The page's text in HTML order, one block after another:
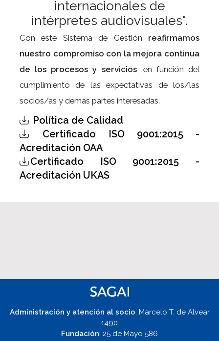
internacionales de
intérpretes audiovisuales".
Con este Sistema de Gestión reafirmamos
nuestro compromiso con la mejora continua
de los procesos y servicios, en función del
cumplimiento de las expectativas de los/las
socios/as y demás partes interesadas.
Política de Calidad
Certificado ISO 9001:2015 -
Acreditación OAA
Certificado ISO 9001:2015 -
Acreditación UKAS
Administración y atención al socio: Marcelo T. de Alvear
1490
Fundación: 25 de Mayo 586